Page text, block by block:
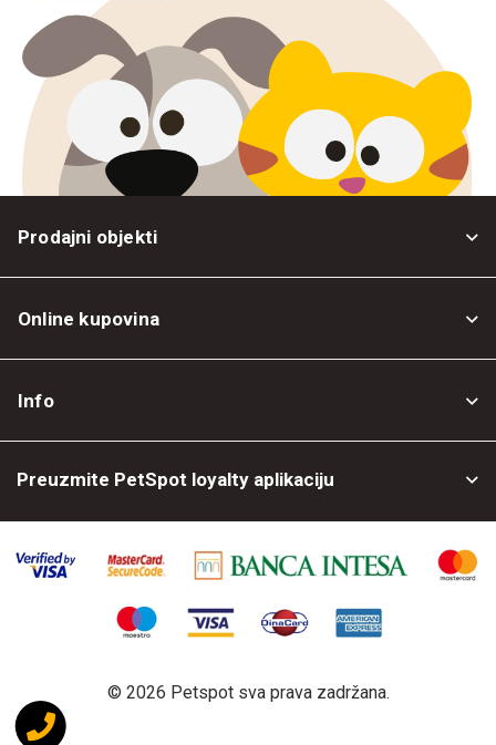
Prodajni objekti
Online kupovina
Info
Preuzmite PetSpot loyalty aplikaciju
© 2026 Petspot sva prava zadržana.